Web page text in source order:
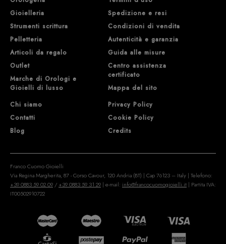
Gioielleria
Strumenti scrittura
Pelletteria
Articoli da regalo
Outlet
Marche di Orologi e
Gioielli di lusso
Chi siamo
Contatti
Blog
Spedizione e resi
Condizioni di vendita
Autenticità e garanzia
Guida alle misure
Centro assistenza
certificato
Mappa del sito
Privacy Policy
Cookie Policy
Credits
Franco Cuomo Gioielli
Via Regina Margherita, 87 - Corso Cavour, 120 Andria (BT) | Cap 76123 – Italy | Telefono:
+39 0883 59 02 09 / +39 0883 59 31 29 | e-mail: info@francocuomogioielli.it | Partita IVA:
IT00502910722